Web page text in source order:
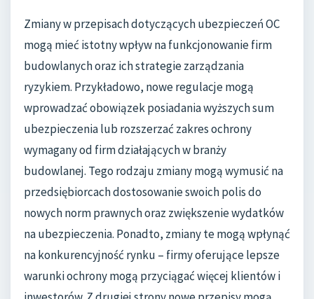
Zmiany w przepisach dotyczących ubezpieczeń OC
mogą mieć istotny wpływ na funkcjonowanie firm
budowlanych oraz ich strategie zarządzania
ryzykiem. Przykładowo, nowe regulacje mogą
wprowadzać obowiązek posiadania wyższych sum
ubezpieczenia lub rozszerzać zakres ochrony
wymagany od firm działających w branży
budowlanej. Tego rodzaju zmiany mogą wymusić na
przedsiębiorcach dostosowanie swoich polis do
nowych norm prawnych oraz zwiększenie wydatków
na ubezpieczenia. Ponadto, zmiany te mogą wpłynąć
na konkurencyjność rynku – firmy oferujące lepsze
warunki ochrony mogą przyciągać więcej klientów i